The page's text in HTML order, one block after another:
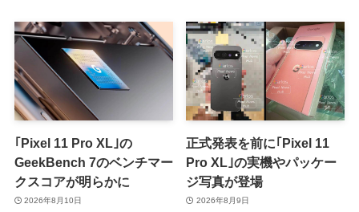
｢Pixel 11 Pro XL｣の
GeekBench 7のベンチマー
クスコアが明らかに
2026年8月10日
正式発表を前に｢Pixel 11
Pro XL｣の実機やパッケー
ジ写真が登場
2026年8月9日